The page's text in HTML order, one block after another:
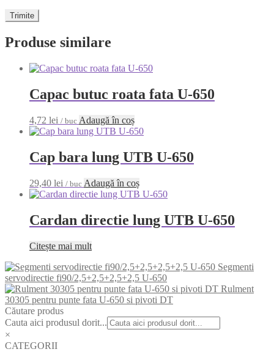
Produse similare
Capac butuc roata fata U-650
4,72 lei / buc Adaugă în coș
Cap bara lung UTB U-650
29,40 lei / buc Adaugă în coș
Cardan directie lung UTB U-650
Citește mai mult
Segmenti
servodirectie fi90/2,5+2,5+2,5+2,5 U-650
Rulment
30305 pentru punte fata U-650 si pivoti DT
Căutare produs
Cauta aici produsul dorit...
×
CATEGORII